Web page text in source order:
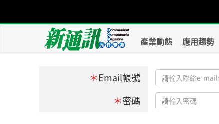
產業動態 應用趨勢
＊Email帳號
＊密碼